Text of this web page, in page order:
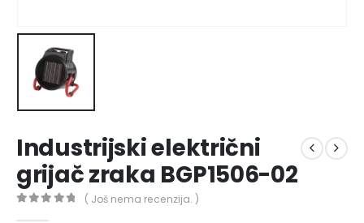
Industrijski električni
grijač zraka BGP1506-02
( Još nema recenzija. )